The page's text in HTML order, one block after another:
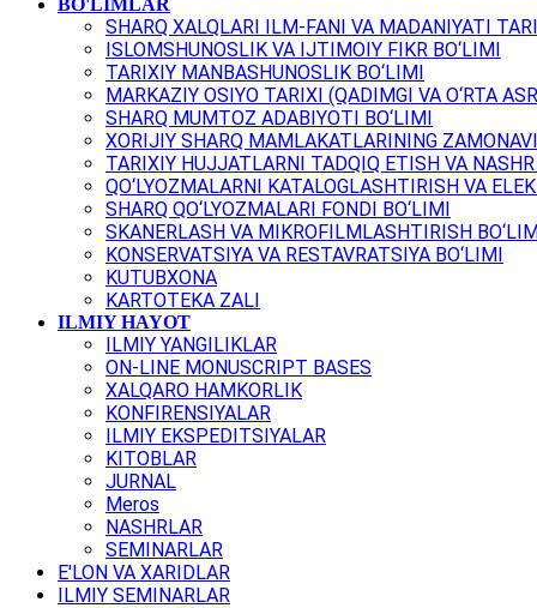
BO'LIMLAR
SHARQ XALQLARI ILM-FANI VA MADANIYATI
ISLOMSHUNOSLIK VA IJTIMOIY FIKR BO‘LIMI
TARIXIY MANBASHUNOSLIK BO‘LIMI
MARKAZIY OSIYO TARIXI (QADIMGI VA O‘RTA
SHARQ MUMTOZ ADABIYOTI BO‘LIMI
XORIJIY SHARQ MAMLAKATLARINING
TARIXIY HUJJATLARNI TADQIQ ETISH VA
QO‘LYOZMALARNI KATALOGLASHTIRISH VA
SHARQ QO‘LYOZMALARI FONDI BO‘LIMI
SKANERLASH VA MIKROFILMLASHTIRISH
KONSERVATSIYA VA RESTAVRATSIYA BO‘LIMI
KUTUBXONA
KARTOTEKA ZALI
ILMIY HAYOT
ILMIY YANGILIKLAR
ON-LINE MONUSCRIPT BASES
XALQARO HAMKORLIK
KONFIRENSIYALAR
ILMIY EKSPEDITSIYALAR
KITOBLAR
JURNAL
Meros
NASHRLAR
SEMINARLAR
E'LON VA XARIDLAR
ILMIY SEMINARLAR